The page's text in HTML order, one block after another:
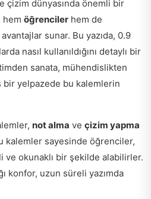
çizim dünyasında önemli bir
hem öğrenciler hem de
sunar. Bu yazıda, 0.9
nasıl kullanıldığını detaylı bir
sanata, mühendislikten
bir yelpazede bu kalemlerin
not alma ve çizim yapma
kalemler sayesinde öğrenciler,
ve okunaklı bir şekilde alabilirler.
konfor, uzun süreli yazımda